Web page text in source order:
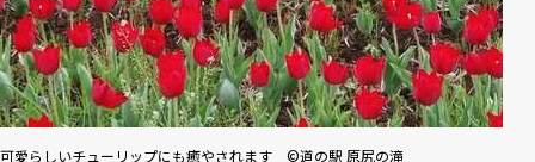
可愛らしいチューリップにも癒やされます ©道の駅 原尻の滝